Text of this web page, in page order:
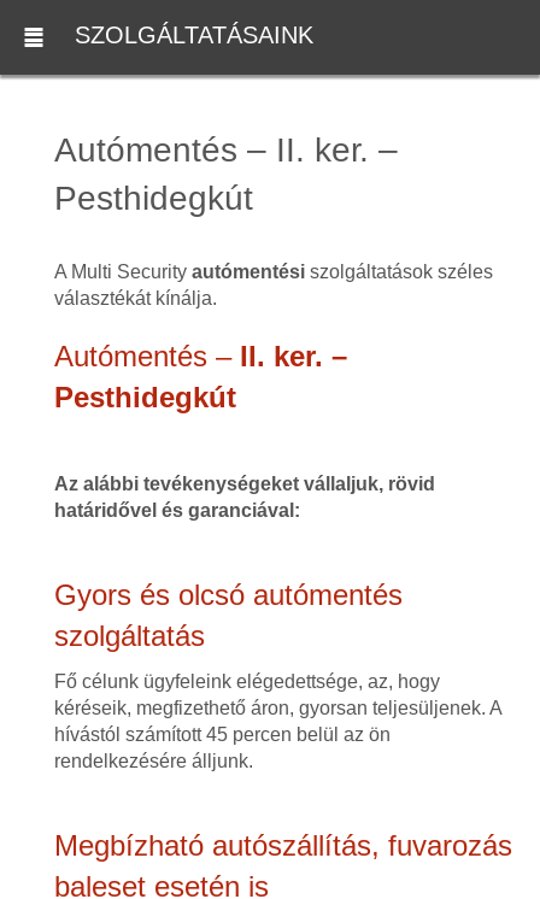
SZOLGÁLTATÁSAINK
Autómentés – II. ker. –
Pesthidegkút
A Multi Security autómentésiszolgáltatások széles
választékát kínálja.
Autómentés – II. ker. –
Pesthidegkút
Az alábbi tevékenységeket vállaljuk, rövid
határidővel és garanciával:
Gyors és olcsó autómentés
szolgáltatás
Fő célunk ügyfeleink elégedettsége, az, hogy
kéréseik, megfizethető áron, gyorsan teljesüljenek. A
hívástól számított 45 percen belül az ön
rendelkezésére álljunk.
Megbízható autószállítás, fuvarozás
baleset esetén is